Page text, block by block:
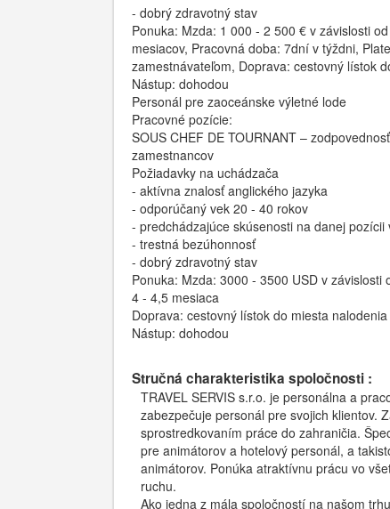
- dobrý zdravotný stav
Ponuka: Mzda: 1 000 - 2 500 € v závislosti
mesiacov, Pracovná doba: 7dní v týždni,
zamestnávateľom, Doprava: cestovný lístok
Nástup: dohodou
Personál pre zaoceánske výletné lode
Pracovné pozície:
SOUS CHEF DE TOURNANT –
zamestnancov
Požiadavky na uchádzača
- aktívna znalosť anglického jazyka
- odporúčaný vek 20 - 40 rokov
- predchádzajúce skúsenosti na danej
- trestná bezúhonnosť
- dobrý zdravotný stav
Ponuka: Mzda: 3000 - 3500 USD v
4 - 4,5 mesiaca
Doprava: cestovný lístok do miesta
Nástup: dohodou
Stručná charakteristika spoločnosti :
TRAVEL SERVIS s.r.o. je personálna a
zabezpečuje personál pre svojich klientov.
sprostredkovaním práce do zahraničia.
pre animátorov a hotelový personál, a
animátorov. Ponúka atraktívnu prácu vo
ruchu.
Ako jedna z mála spoločností na našom